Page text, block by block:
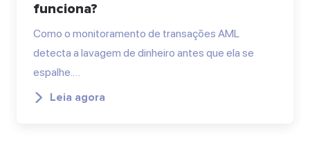
funciona?
Como o monitoramento de transações AML
detecta a lavagem de dinheiro antes que ela se
espalhe.…
Leia agora